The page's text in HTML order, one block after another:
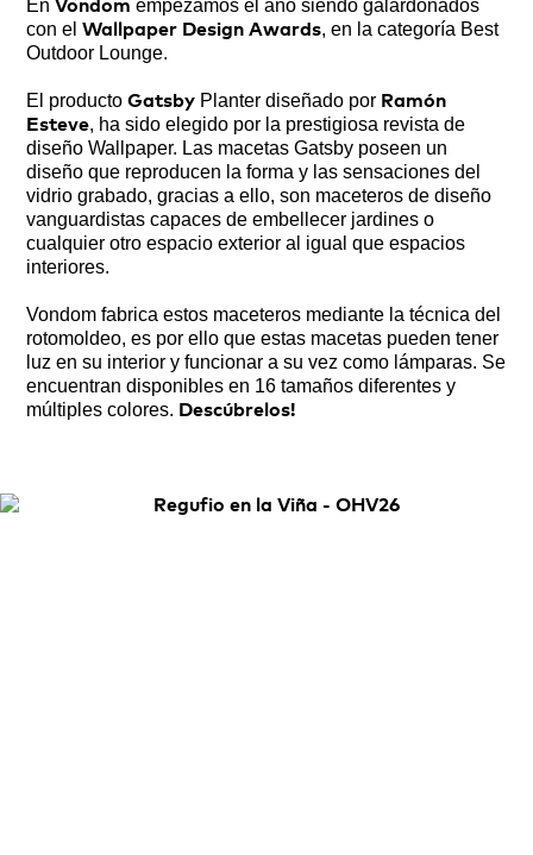
EnVondomempezamos el año siendo galardonados
con elWallpaper Design Awards, en la categoría Best
Outdoor Lounge.
El productoGatsby Planter diseñado por Ramón
Esteve, ha sido elegido por la prestigiosa revista de
diseño Wallpaper. Las macetas Gatsby poseen un
diseño que reproducen la forma y las sensaciones del
vidrio grabado, gracias a ello, son maceteros de diseño
vanguardistas capaces de embellecer jardines o
cualquier otro espacio exterior al igual que espacios
interiores.
Vondom fabrica estos maceteros mediante la técnica del
rotomoldeo, es por ello que estas macetas pueden tener
luz en su interior y funcionar a su vez como lámparas. Se
encuentran disponibles en 16 tamaños diferentes y
múltiples colores. Descúbrelos!